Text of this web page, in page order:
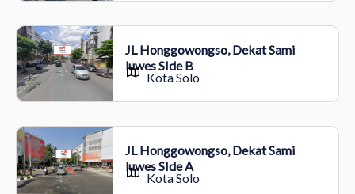
JL Honggowongso, Dekat Sami
luwes SIde B
Kota Solo
JL Honggowongso, Dekat Sami
luwes SIde A
Kota Solo